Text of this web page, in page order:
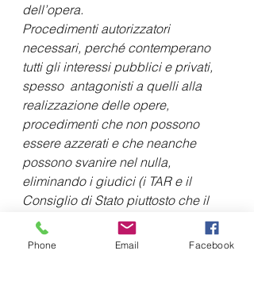
dell’opera.
Procedimenti autorizzatori
necessari, perché contemperano
tutti gli interessi pubblici e privati,
spesso  antagonisti a quelli alla
realizzazione delle opere,
procedimenti che non possono
essere azzerati e che neanche
possono svanire nel nulla,
eliminando i giudici (i TAR e il
Consiglio di Stato piuttosto che il
Giudice ordinario), giudici che
rispondono a un bisogno di tutela
Phone Email Facebook